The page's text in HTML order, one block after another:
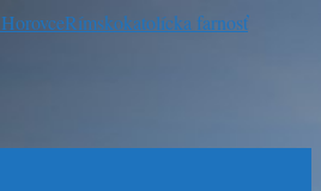
Rímskokatolícka farnosť